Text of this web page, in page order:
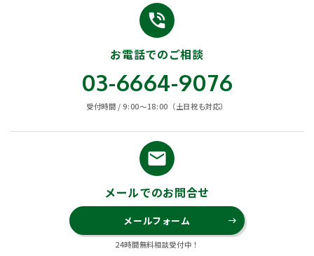
phone_in_talk
お電話でのご相談
03-6664-9076
受付時間 / 9:00〜18:00（土日祝も対応）
email
メールでのお問合せ
メールフォーム east
24時間無料相談受付中！